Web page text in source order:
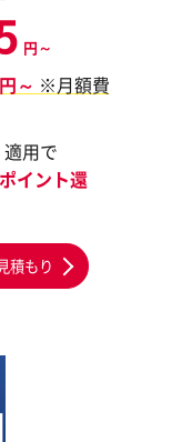
円～
～ ※月額費
適用で
イント還
積もり